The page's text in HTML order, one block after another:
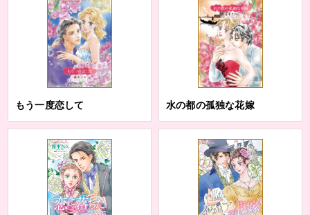
もう一度恋して 水の都の孤独な花嫁